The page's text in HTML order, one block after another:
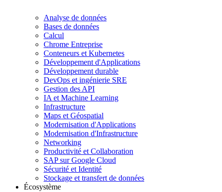
Analyse de données
Bases de données
Calcul
Chrome Entreprise
Conteneurs et Kubernetes
Développement d'Applications
Développement durable
DevOps et ingénierie SRE
Gestion des API
IA et Machine Learning
Infrastructure
Maps et Géospatial
Modernisation d'Applications
Modernisation d'Infrastructure
Networking
Productivité et Collaboration
SAP sur Google Cloud
Sécurité et Identité
Stockage et transfert de données
Écosystème